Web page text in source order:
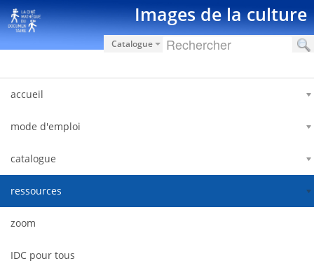
Saut au contenu Images de la culture
Catalogue
accueil
mode d'emploi
catalogue
ressources
zoom
IDC pour tous